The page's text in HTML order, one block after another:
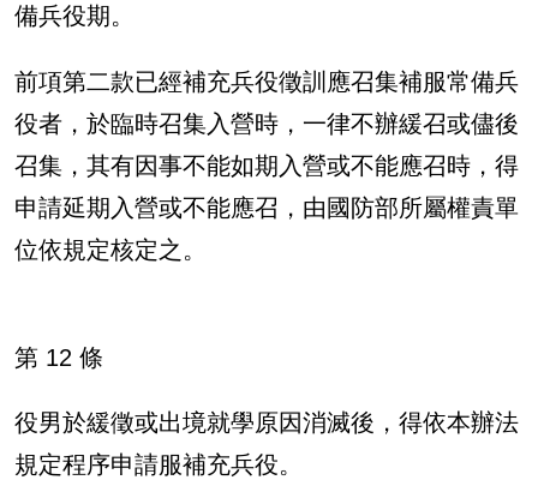
備兵役期。
前項第二款已經補充兵役徵訓應召集補服常備兵
役者，於臨時召集入營時，一律不辦緩召或儘後
召集，其有因事不能如期入營或不能應召時，得
申請延期入營或不能應召，由國防部所屬權責單
位依規定核定之。
第 12 條
役男於緩徵或出境就學原因消滅後，得依本辦法
規定程序申請服補充兵役。